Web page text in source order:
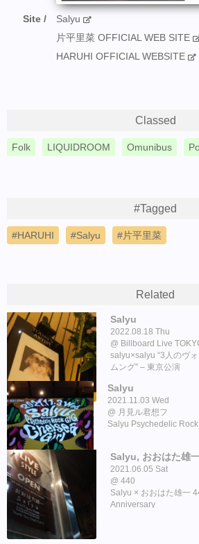
Site
Salyu
片平里菜 OFFICIAL WEB SITE
HARUHI OFFICIAL WEBSITE
Classed
Folk LIQUIDROOM Omunibus
#Tagged
HARUHI Salyu 片平里菜
Related
Salyu
2022.08.18 Thu
Billboard Live
salyu×salyu “3人のヴ
ムング” – 東京公演
Salyu
2021.11.03 Wed
月見ル君想フ
Salyu Psychedelic
Salyu, おおはた雄
2021.06.05 Sat
440
Salyu × おおはた雄一
Anniversary